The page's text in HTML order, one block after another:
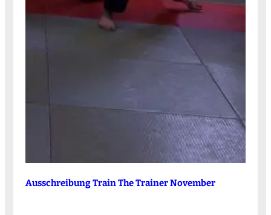
Ausschreibung Train The Trainer November